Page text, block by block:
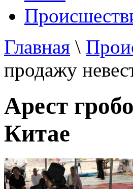
Главная \
продажу
Арест
Китае